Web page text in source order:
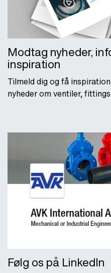
Modtag nyheder,
inspiration
Tilmeld dig og få
nyheder om ventiler,
Følg os på LinkedIn